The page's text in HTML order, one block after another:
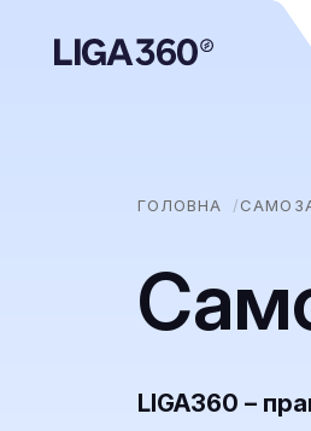
ГОЛОВНА
LIGA360 –